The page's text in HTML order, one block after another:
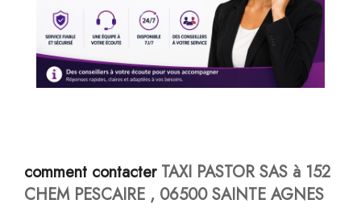
comment contacterTAXI PASTOR SAS à 152
CHEM PESCAIRE , 06500 SAINTE AGNES